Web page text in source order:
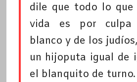
dile que todo lo que
vida es por culpa
blanco y de los
un hijoputa igual de
el blanquito de turno.